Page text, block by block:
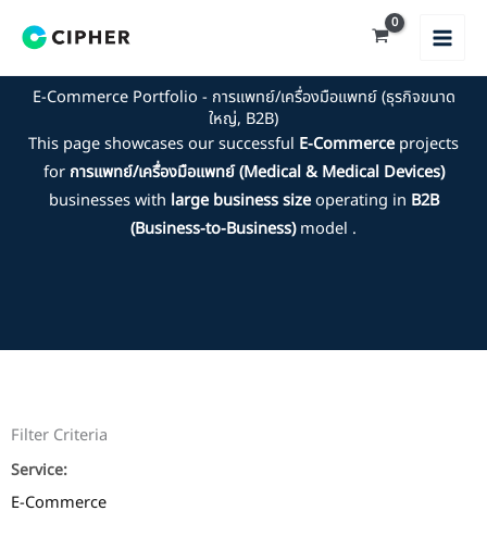
E-Commerce Portfolio - การแพทย์/เครื่องมือแพทย์ (ธุรกิจขนาด
ใหญ่, B2B)
This page showcases our successful E-Commerce projects
for การแพทย์/เครื่องมือแพทย์ (Medical & Medical Devices)
businesses with large business sizeoperating in B2B
(Business-to-Business)model .
Filter Criteria
Service:
E-Commerce